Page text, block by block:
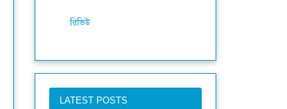
রিভিউ
LATEST POSTS